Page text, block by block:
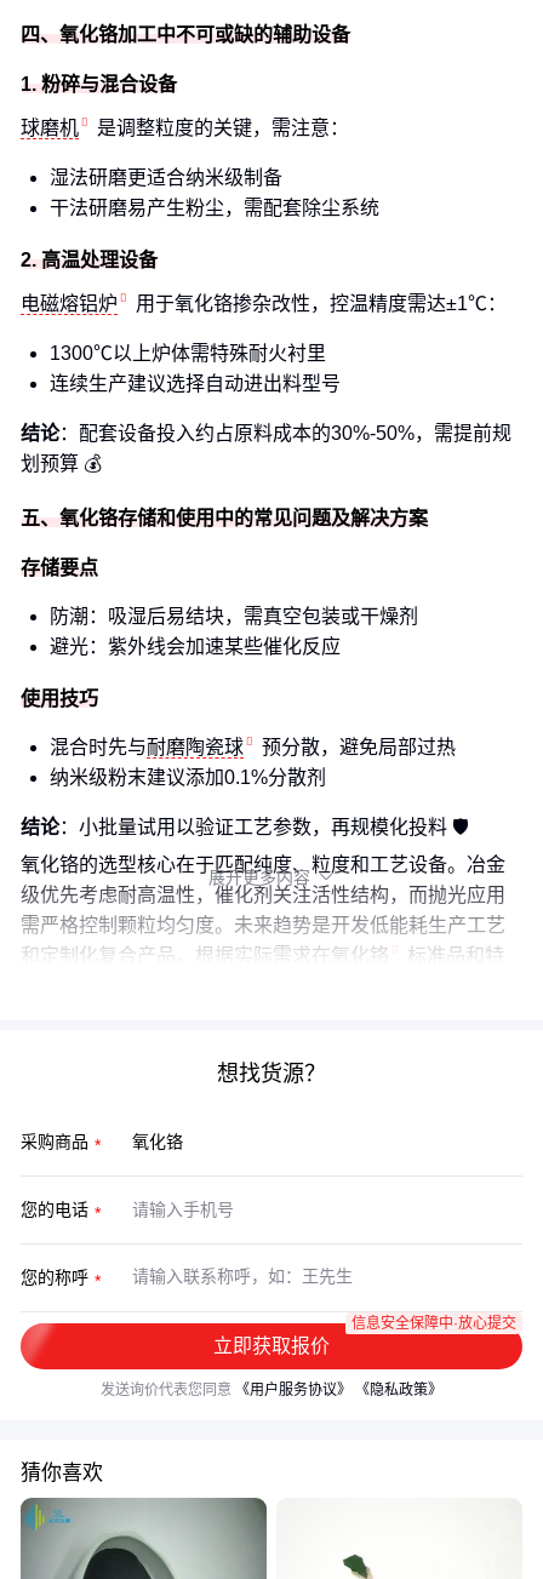
四、氧化铬加工中不可或缺的辅助设备
1. 粉碎与混合设备
球磨机 是调整粒度的关键，需注意：
湿法研磨更适合纳米级制备
干法研磨易产生粉尘，需配套除尘系统
2. 高温处理设备
电磁熔铝炉 用于氧化铬掺杂改性，控温精度需达±1℃：
1300℃以上炉体需特殊耐火衬里
连续生产建议选择自动进出料型号
结论：配套设备投入约占原料成本的30%-50%，需提前规
划预算 💰
五、氧化铬存储和使用中的常见问题及解决方案
存储要点
防潮：吸湿后易结块，需真空包装或干燥剂
避光：紫外线会加速某些催化反应
使用技巧
混合时先与耐磨陶瓷球
预分散，避免局部过热
纳米级粉末建议添加0.1%分散剂
结论：小批量试用以验证工艺参数，再规模化投料 🛡️
氧化铬的选型核心在于匹配纯度、粒度和工艺设备。冶金
级优先考虑耐高温性，催化剂关注活性结构，而抛光应用
需严格控制颗粒均匀度。未来趋势是开发低能耗生产工艺
和定制化复合产品。根据实际需求在氧化铬
标准品和特
展开更多内容 
想找货源？
采购商品
您的电话
您的称呼
立即获取报价
信息安全保障中·放心提交
发送询价代表您同意 《用户服务协议》 《隐私政策》
猜你喜欢